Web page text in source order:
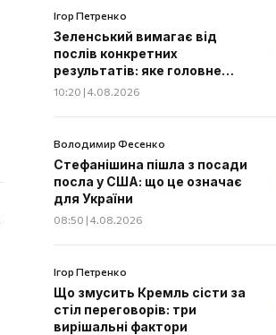
Ігор Петренко
Зеленський вимагає від
послів конкретних
результатів: яке головне
завдання дипломатів
10:20 | 4.08.2026
Володимир Фесенко
Стефанішина пішла з посади
посла у США: що це означає
для України
08:50 | 4.08.2026
Ігор Петренко
Що змусить Кремль сісти за
стіл переговорів: три
вирішальні фактори